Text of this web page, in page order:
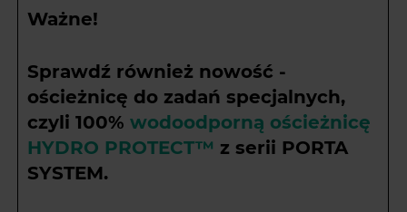
Ważne!
Sprawdź również nowość -
ościeżnicę do zadań specjalnych,
czyli 100%wodoodporną ościeżnicę
HYDRO PROTECT™ z serii PORTA
SYSTEM.